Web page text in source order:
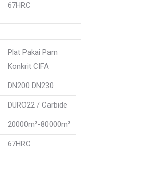
67HRC
Plat Pakai Pam
Konkrit CIFA
DN200 DN230
DURO22 / Carbide
20000m³-80000m³
67HRC